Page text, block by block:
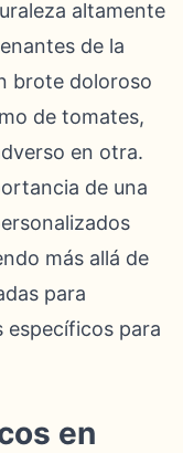
altamente
de la
brote doloroso
de tomates,
en otra.
de una
más allá de
para
específicos para
en